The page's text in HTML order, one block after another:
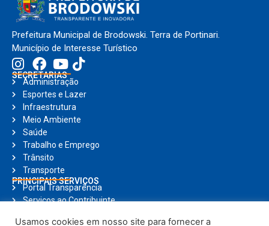
Prefeitura Municipal de Brodowski. Terra de Portinari.
Município de Interesse Turístico
SECRETARIAS
Administração
Esportes e Lazer
Infraestrutura
Meio Ambiente
Saúde
Trabalho e Emprego
Trânsito
Transporte
PRINCIPAIS SERVIÇOS
Portal Transparência
Serviços ao Contribuinte
Usamos cookies em nosso site para fornecer a